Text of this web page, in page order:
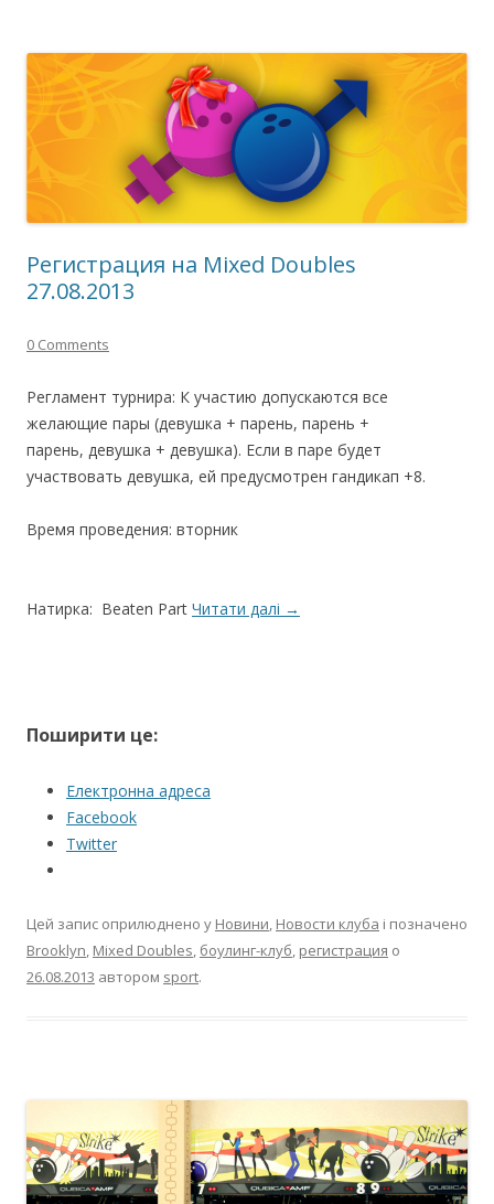
Регистрация на Mixed Doubles
27.08.2013
0 Comments
Регламент турнира: К участию допускаются все
желающие пары (девушка + парень, парень +
парень, девушка + девушка). Если в паре будет
участвовать девушка, ей предусмотрен гандикап +8.
Время проведения: вторник
Натирка: Beaten Part Читати далі →
Поширити це:
Електронна адреса
Facebook
Twitter
Цей запис оприлюднено у Новини, Новости клуба і позначено
Brooklyn, Mixed Doubles, боулинг-клуб, регистрация о
26.08.2013 автором sport.